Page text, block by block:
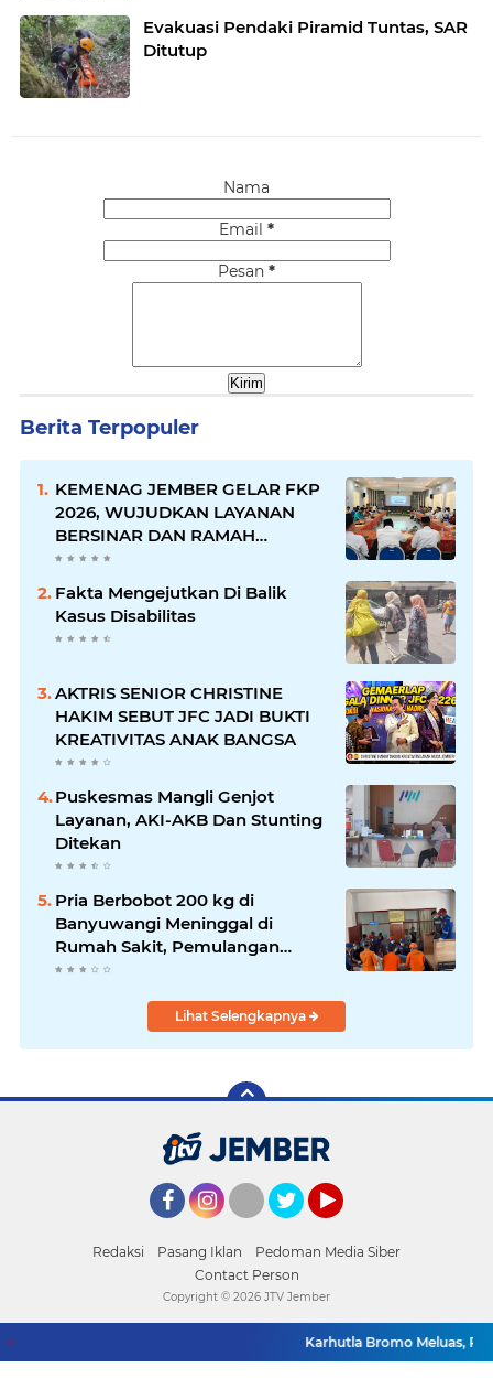
Evakuasi Pendaki Piramid Tuntas, SAR
Ditutup
Nama
Email *
Pesan *
Berita Terpopuler
KEMENAG JEMBER GELAR FKP
2026, WUJUDKAN LAYANAN
BERSINAR DAN RAMAH
DISABILITAS
Fakta Mengejutkan Di Balik
Kasus Disabilitas
AKTRIS SENIOR CHRISTINE
HAKIM SEBUT JFC JADI BUKTI
KREATIVITAS ANAK BANGSA
Puskesmas Mangli Genjot
Layanan, AKI-AKB Dan Stunting
Ditekan
Pria Berbobot 200 kg di
Banyuwangi Meninggal di
Rumah Sakit, Pemulangan
Dibantu Damkar dan Basarnas
Lihat Selengkapnya
Redaksi Pasang Iklan
Pedoman Media Siber
Contact Person
Karhutla Bromo Meluas,
Copyright © 2026 JTV Jember